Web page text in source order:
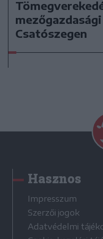
Csatószegen
Hasznos
Impresszum
Szerzői jogok
Adatvédelmi